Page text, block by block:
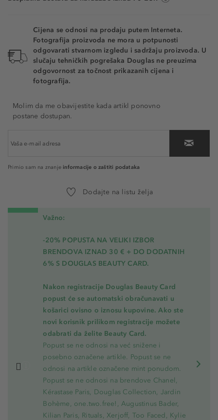
Cijena se odnosi na prodaju putem Interneta.
Fotografija proizvoda ne mora u potpunosti
odgovarati stvarnom izgledu i sadržaju proizvoda. U
slučaju tehničkih pogrešaka Douglas ne preuzima
odgovornost za točnost prikazanih cijena i
fotografija.
Molim da me obavijestite kada artikl ponovno
postane dostupan.
Primio sam na znanje informacije o zaštiti podataka
Dodajte na listu želja
Važno:
-20% POPUSTA NA VELIKI IZBOR
BRENDOVA IZNAD 30 € + DO DODATNIH
6% S DOUGLAS BEAUTY CARD.
Nakon registracije Douglas Beauty Card
popust će se automatski obračunavati u
košarici ovisno o iznosu kupovine. Ako ste
novi korisnik prilikom registracije možete
odabrati da želite Beauty Card.
Popust se ne odnosi na već snižene i
posebno označene artikle. Popust se ne
odnosi na artikle označene mint ponudom.
Popust se ne odnosi na brendove Chanel,
Kérastase Paris, Douglas Collection, Jardin
Bohème, one.two.free!, Augustinus Bader,
Kilian Paris, Rituals, Xerjoff, Too Faced, Kylie